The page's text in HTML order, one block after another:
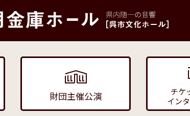
財団主催公演
チケ
イン